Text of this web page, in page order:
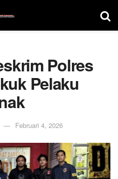
Polres
Pelaku
Februari 4, 2026